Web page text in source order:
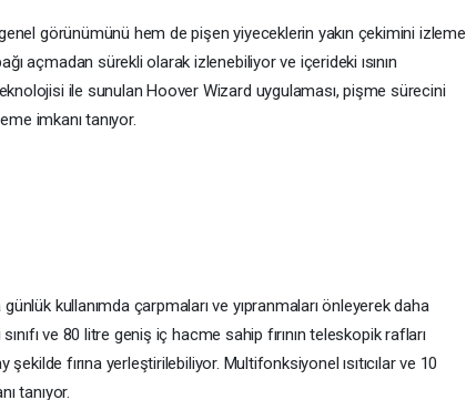
görünümünü hem de pişen yiyeceklerin yakın çekimini izleme
açmadan sürekli olarak izlenebiliyor ve içerideki ısının
ile sunulan Hoover Wizard uygulaması, pişme sürecini
imkanı tanıyor.
kullanımda çarpmaları ve yıpranmaları önleyerek daha
ve 80 litre geniş iç hacme sahip fırının teleskopik rafları
fırına yerleştirilebiliyor. Multifonksiyonel ısıtıcılar ve 10
tanıyor.